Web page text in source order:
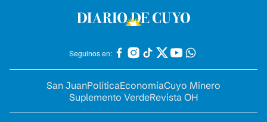
Seguinos en:
San JuanPolíticaEconomíaCuyo Minero
Suplemento VerdeRevista OH